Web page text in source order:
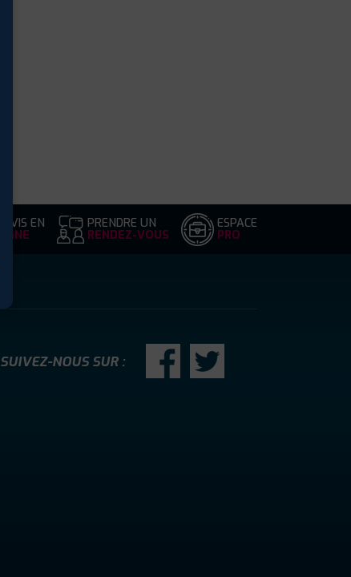
DEVIS EN
LIGNE
PRENDRE UN
RENDEZ-VOUS
ESPACE
PRO
SUIVEZ-NOUS SUR :